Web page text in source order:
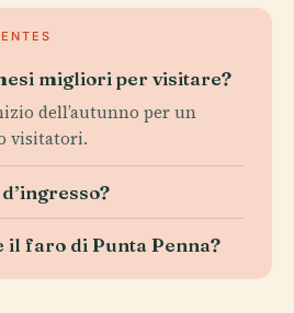
migliori per visitare?
dell’autunno per un
visitatori.
il faro di Punta Penna?